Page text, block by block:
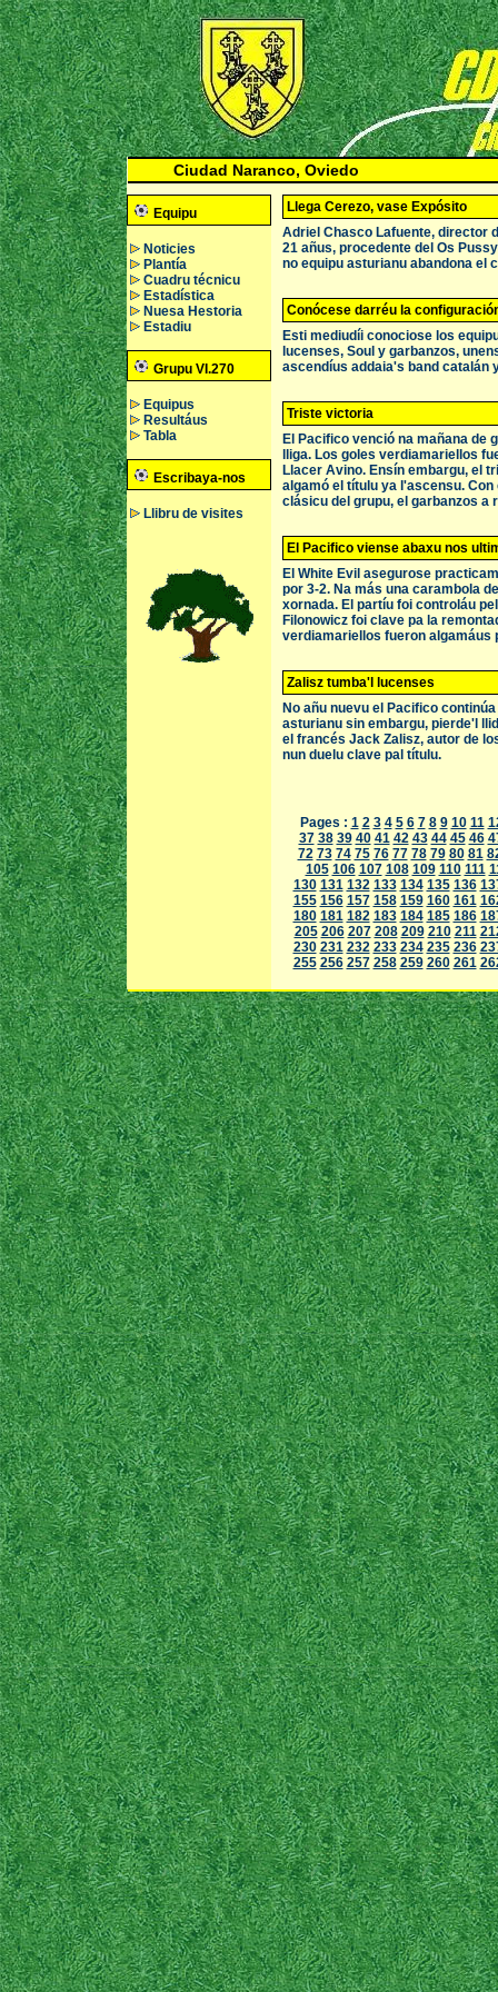
Ciudad Naranco, Oviedo
Equipu
Noticies
Plantía
Cuadru técnicu
Estadística
Nuesa Hestoria
Estadiu
Grupu VI.270
Equipus
Resultáus
Tabla
Escribaya-nos
Llibru de visites
Llega Cerezo, vase Expósito
Adriel Chasco Lafuente, director
21 añus, procedente del Os
no equipu asturianu abandona el
Conócese darréu la
Esti mediudíi conociose los
lucenses, Soul y garbanzos,
ascendíus addaia's band catalán
Triste victoria
El Pacifico venció na mañana de
lliga. Los goles verdiamariellos
Llacer Avino. Ensín embargu, el
algamó el títulu ya l'ascensu.
clásicu del grupu, el garbanzos a
El Pacifico viense abaxu nos
El White Evil asegurose
por 3-2. Na más una carambola
xornada. El partíu foi controláu
Filonowicz foi clave pa la
verdiamariellos fueron algamáus
Zalisz tumba'l lucenses
No añu nuevu el Pacifico
asturianu sin embargu, pierde'l
el francés Jack Zalisz, autor de
nun duelu clave pal títulu.
Pages : 1 2 3 4 5 6 7 8 9 10 11
37 38 39 40 41 42 43 44 45 46
72 73 74 75 76 77 78 79 80 81
105 106 107 108 109 110 111
130 131 132 133 134 135 136
155 156 157 158 159 160 161
180 181 182 183 184 185 186
205 206 207 208 209 210 211
230 231 232 233 234 235 236
255 256 257 258 259 260 261